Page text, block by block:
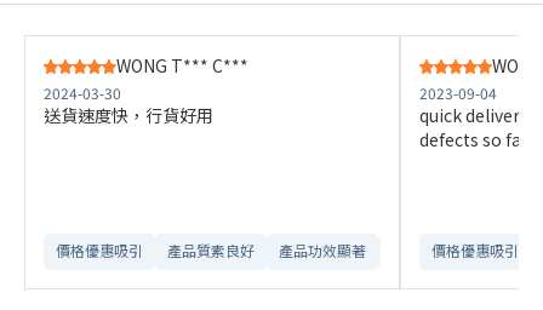
WONG T*** C***
2024-03-30
送貨速度快，行貨好用
價格優惠吸引 產品質素良好 產品功效顯著 訂購流程順暢
2023-09-04
quick delivery,
defects so far
價格優惠吸引